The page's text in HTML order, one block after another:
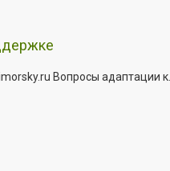
Вопросы адаптации к...